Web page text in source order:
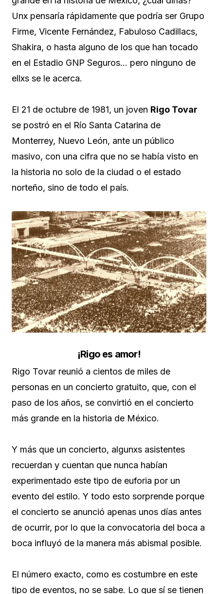
Unx pensaría rápidamente que podría ser Grupo
Firme, Vicente Fernández, Fabuloso Cadillacs,
Shakira, o hasta alguno de los que han tocado
en el Estadio GNP Seguros… pero ninguno de
ellxs se le acerca.
El 21 de octubre de 1981, un joven Rigo Tovar
se postró en el Río Santa Catarina de
Monterrey, Nuevo León, ante un público
masivo, con una cifra que no se había visto en
la historia no solo de la ciudad o el estado
norteño, sino de todo el país.
¡Rigo es amor!
Rigo Tovar reunió a cientos de miles de
personas en un concierto gratuito, que, con el
paso de los años, se convirtió en el concierto
más grande en la historia de México.
Y más que un concierto, algunxs asistentes
recuerdan y cuentan que nunca habían
experimentado este tipo de euforia por un
evento del estilo. Y todo esto sorprende porque
el concierto se anunció apenas unos días antes
de ocurrir, por lo que la convocatoria del boca a
boca influyó de la manera más abismal posible.
El número exacto, como es costumbre en este
tipo de eventos, no se sabe. Lo que sí se tienen